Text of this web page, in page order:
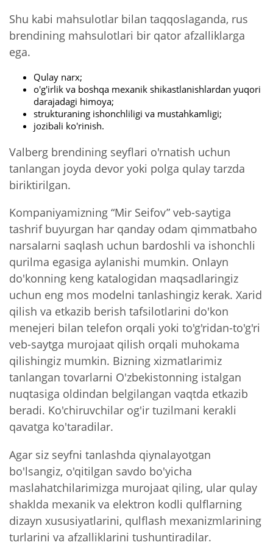
Shu kabi mahsulotlar bilan taqqoslaganda, rus
brendining mahsulotlari bir qator afzalliklarga
ega.
Qulay narx;
o'g'irlik va boshqa mexanik shikastlanishlardan yuqori
darajadagi himoya;
strukturaning ishonchliligi va mustahkamligi;
jozibali ko'rinish.
Valberg brendining seyflari o'rnatish uchun
tanlangan joyda devor yoki polga qulay tarzda
biriktirilgan.
Kompaniyamizning “Mir Seifov” veb-saytiga
tashrif buyurgan har qanday odam qimmatbaho
narsalarni saqlash uchun bardoshli va ishonchli
qurilma egasiga aylanishi mumkin. Onlayn
do'konning keng katalogidan maqsadlaringiz
uchun eng mos modelni tanlashingiz kerak. Xarid
qilish va etkazib berish tafsilotlarini do'kon
menejeri bilan telefon orqali yoki to'g'ridan-to'g'ri
veb-saytga murojaat qilish orqali muhokama
qilishingiz mumkin. Bizning xizmatlarimiz
tanlangan tovarlarni O'zbekistonning istalgan
nuqtasiga oldindan belgilangan vaqtda etkazib
beradi. Ko'chiruvchilar og'ir tuzilmani kerakli
qavatga ko'taradilar.
Agar siz seyfni tanlashda qiynalayotgan
bo'lsangiz, o'qitilgan savdo bo'yicha
maslahatchilarimizga murojaat qiling, ular qulay
shaklda mexanik va elektron kodli qulflarning
dizayn xususiyatlarini, qulflash mexanizmlarining
turlarini va afzalliklarini tushuntiradilar.